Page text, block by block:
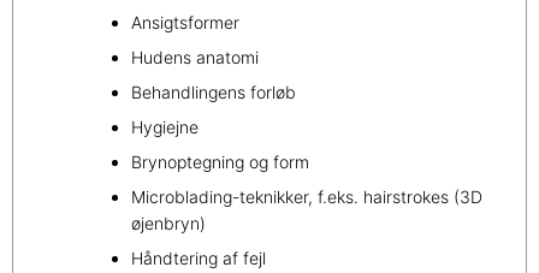
Ansigtsformer
Hudens anatomi
Behandlingens forløb
Hygiejne
Brynoptegning og form
Microblading-teknikker, f.eks. hairstrokes (3D
øjenbryn)
Håndtering af fejl